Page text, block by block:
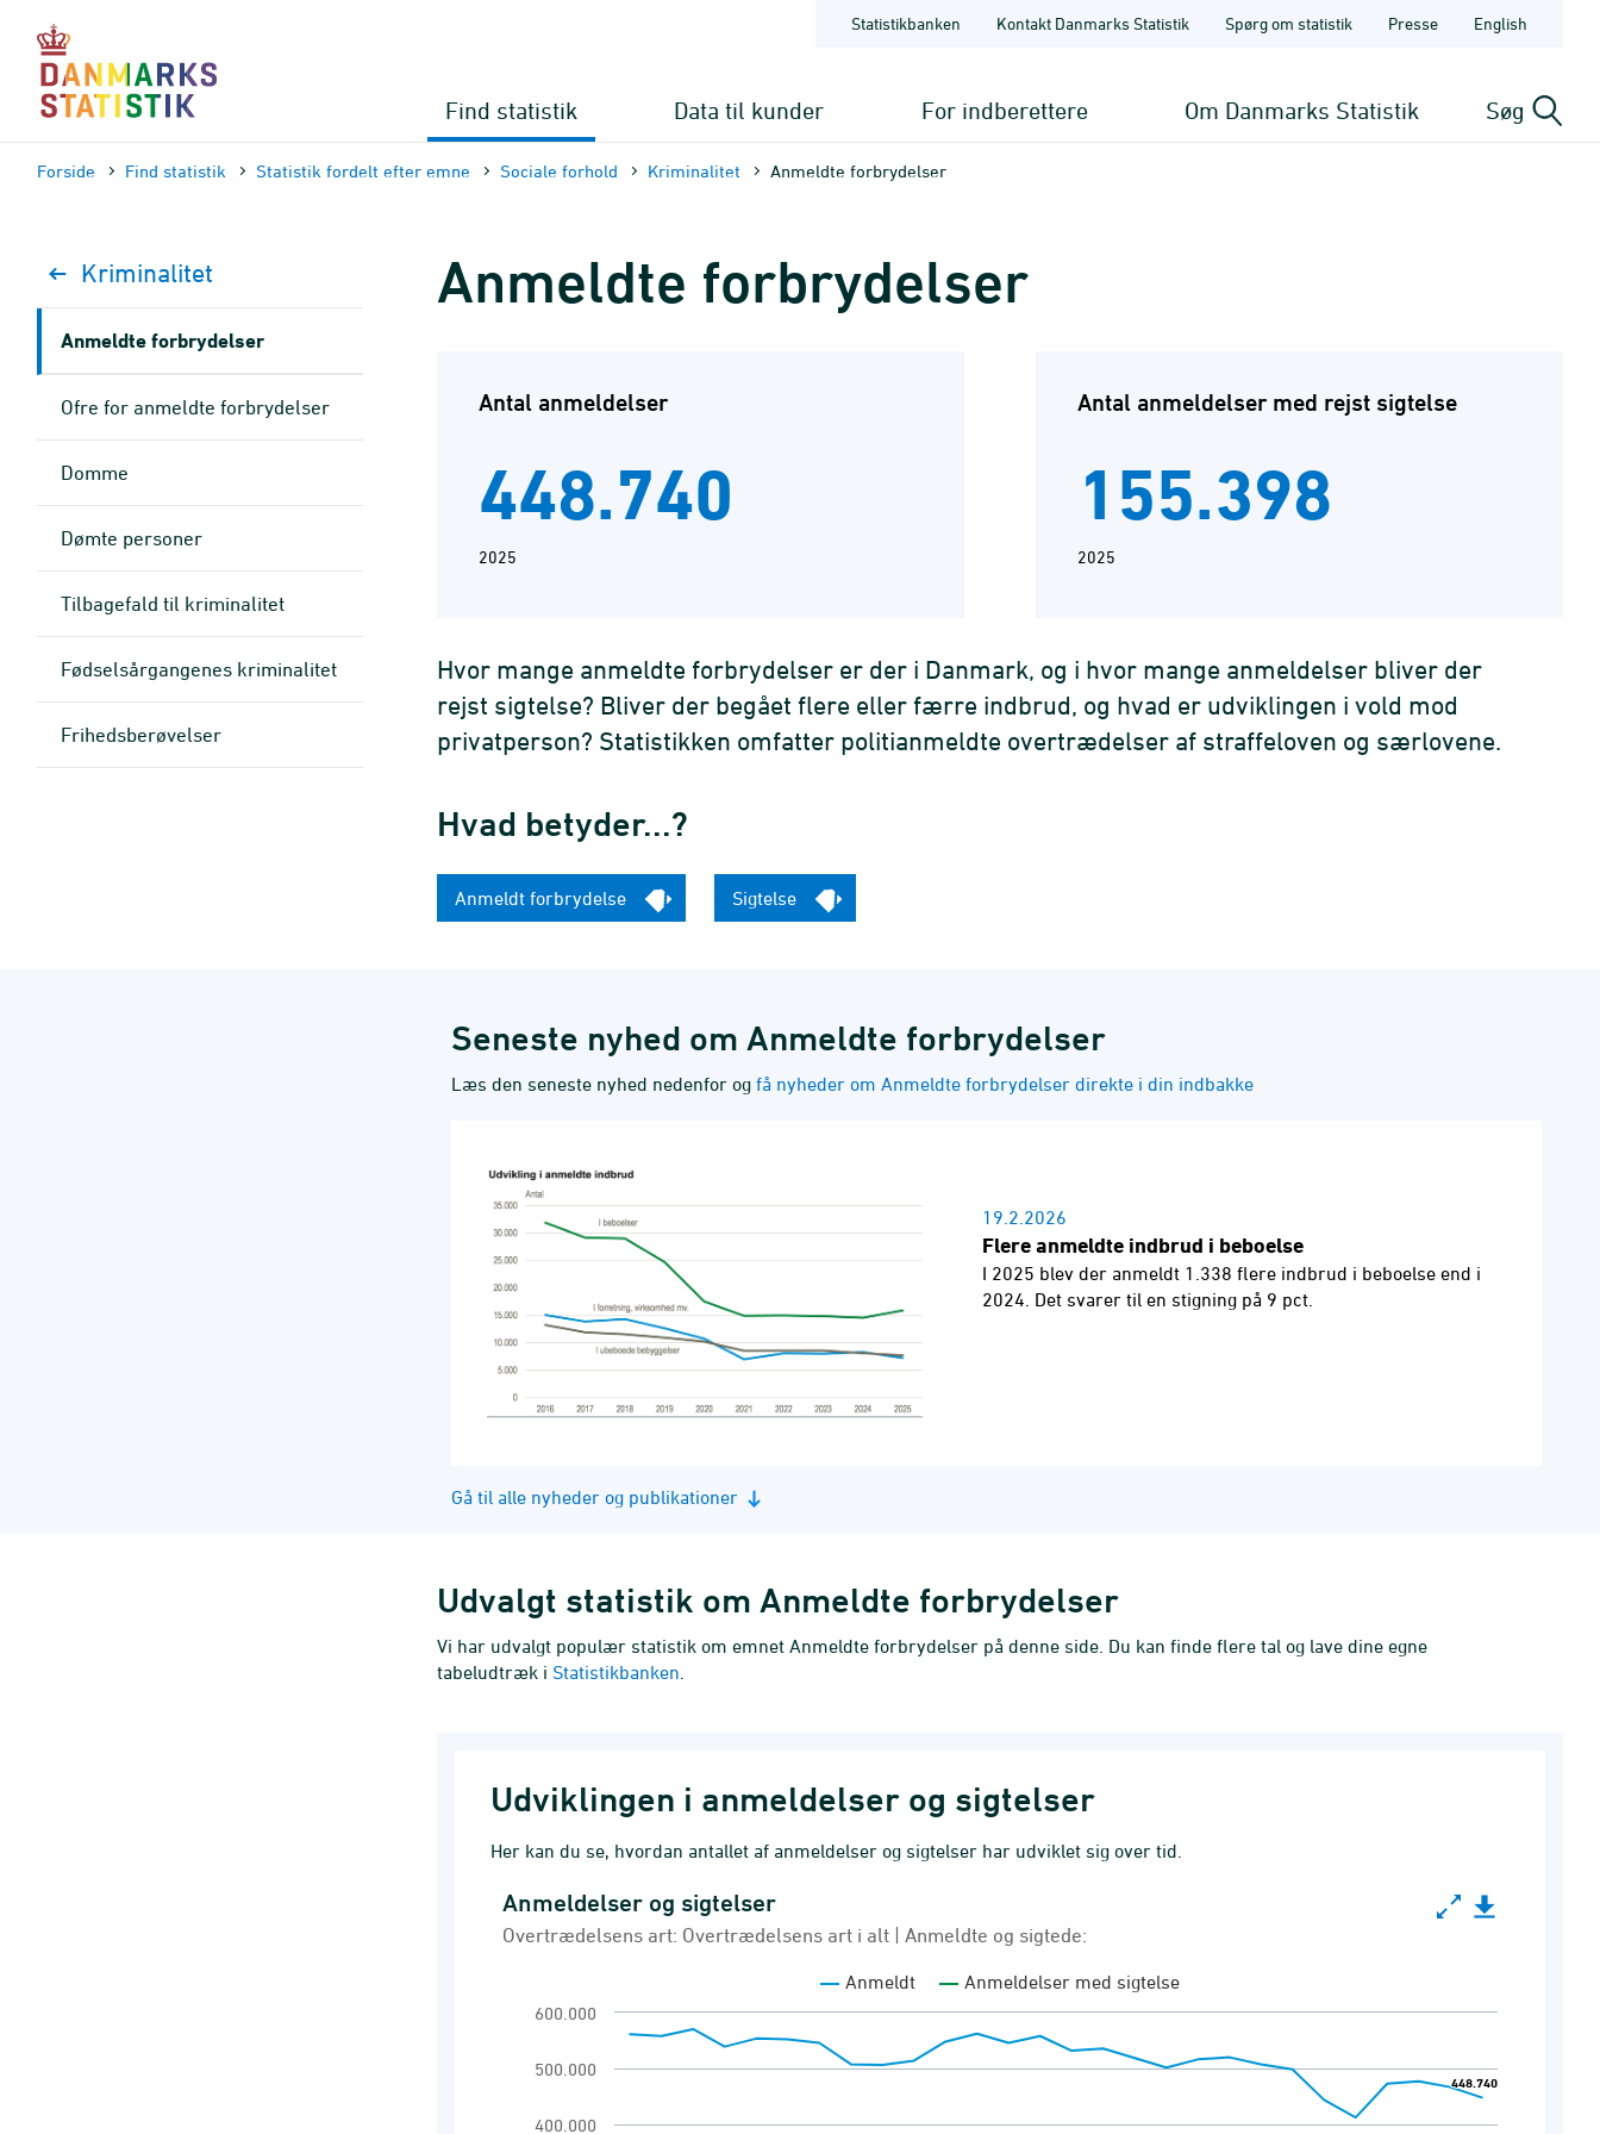
sidens
indhold
Statistikbanken Kontakt Danmarks Statistik Spørg om statistik Presse English
Find statistik Data til kunder For indberettere Om Danmarks Statistik Søg
Forside Find statistik Statistik fordelt efter emne Sociale forhold Kriminalitet Anmeldte forbrydelser
Anmeldte forbrydelser
Antal anmeldelser
448.740
2025
Antal anmeldelser med rejst sigtelse
155.398
2025
Hvor mange anmeldte forbrydelser er der i Danmark, og i hvor mange anmeldelser bliver der
rejst sigtelse? Bliver der begået flere eller færre indbrud, og hvad er udviklingen i vold mod
privatperson? Statistikken omfatter politianmeldte overtrædelser af straffeloven og særlovene.
Hvad betyder...?
Anmeldt forbrydelse Sigtelse
Seneste nyhed om Anmeldte forbrydelser
Læs den seneste nyhed nedenfor ogfå nyheder om Anmeldte forbrydelser direkte i din indbakke
19.2.2026
Flere anmeldte indbrud i beboelse
I 2025 blev der anmeldt 1.338 flere indbrud i beboelse end i
2024. Det svarer til en stigning på 9 pct.
Gå til alle nyheder og publikationer
Udvalgt statistik om Anmeldte forbrydelser
Vi har udvalgt populær statistik om emnet Anmeldte forbrydelser på denne side. Du kan finde flere tal og lave dine egne
tabeludtræk i Statistikbanken
Udviklingen i anmeldelser og sigtelser
Her kan du se, hvordan antallet af anmeldelser og sigtelser har udviklet sig over tid.
Anmeldelser og sigtelser
Overtrædelsens art: Overtrædelsens art i alt | Anmeldte og sigtede:
Anmeldte forbrydelser og sigtelser
View as data table, Anmeldelser og sigtelser
Anmeldelser og sigtelser
Overtrædelsens art: Overtrædelsens art i alt | Anmeldte og sigtede:
448.740
448.740
Anmeldt Anmeldelser med sigtelse
400.000
500.000
600.000
Kriminalitet
Anmeldte forbrydelser
Ofre for anmeldte forbrydelser
Domme
Dømte personer
Tilbagefald til kriminalitet
Fødselsårgangenes kriminalitet
Frihedsberøvelser